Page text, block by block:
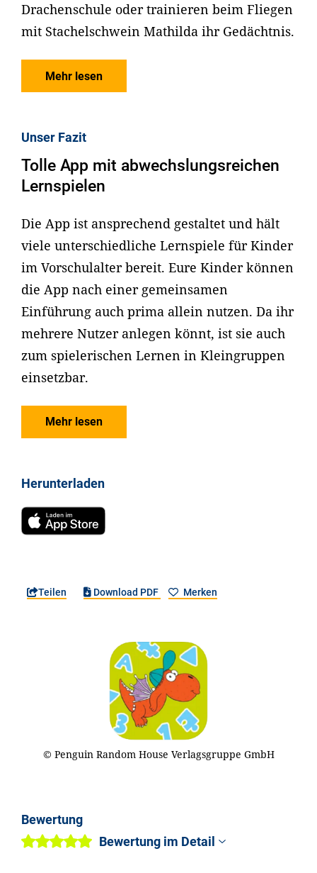
Drachenschule oder trainieren beim Fliegen
mit Stachelschwein Mathilda ihr Gedächtnis.
Mehr lesen
Unser Fazit
Tolle App mit abwechslungsreichen
Lernspielen
Die App ist ansprechend gestaltet und hält
viele unterschiedliche Lernspiele für Kinder
im Vorschulalter bereit. Eure Kinder können
die App nach einer gemeinsamen
Einführung auch prima allein nutzen. Da ihr
mehrere Nutzer anlegen könnt, ist sie auch
zum spielerischen Lernen in Kleingruppen
einsetzbar.
Mehr lesen
Herunterladen
Teilen Download PDF Merken
© Penguin Random House Verlagsgruppe GmbH
Bewertung
Bewertung im Detail